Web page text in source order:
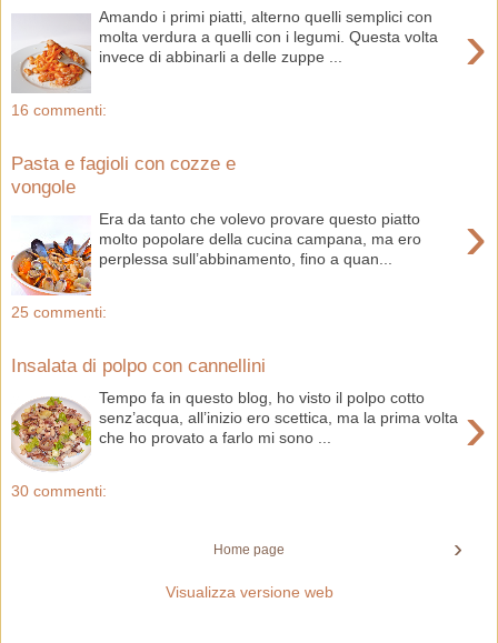
›
Amando i primi piatti, alterno quelli semplici con
molta verdura a quelli con i legumi. Questa volta
invece di abbinarli a delle zuppe ...
16 commenti:
Pasta e fagioli con cozze e
vongole
›
Era da tanto che volevo provare questo piatto
molto popolare della cucina campana, ma ero
perplessa sull’abbinamento, fino a quan...
25 commenti:
Insalata di polpo con cannellini
›
Tempo fa in questo blog, ho visto il polpo cotto
senz’acqua, all’inizio ero scettica, ma la prima volta
che ho provato a farlo mi sono ...
30 commenti:
›
Home page
Visualizza versione web